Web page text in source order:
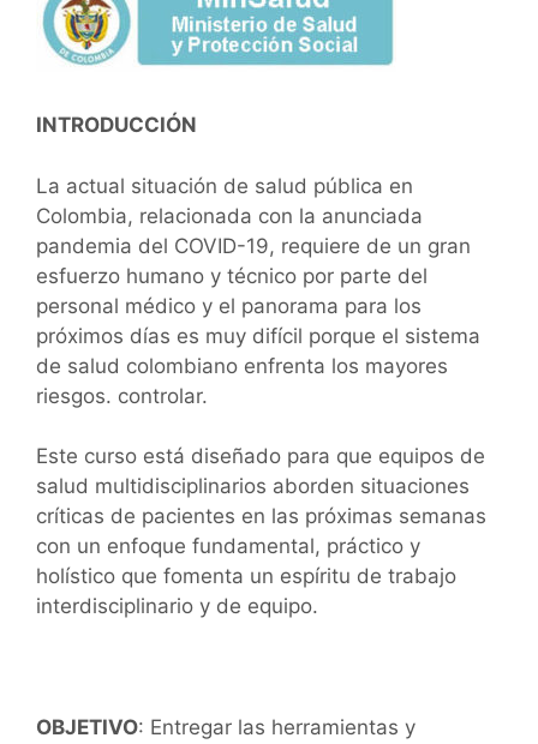
INTRODUCCIÓN
La actual situación de salud pública en
Colombia, relacionada con la anunciada
pandemia del COVID-19, requiere de un gran
esfuerzo humano y técnico por parte del
personal médico y el panorama para los
próximos días es muy difícil porque el sistema
de salud colombiano enfrenta los mayores
riesgos. controlar.
Este curso está diseñado para que equipos de
salud multidisciplinarios aborden situaciones
críticas de pacientes en las próximas semanas
con un enfoque fundamental, práctico y
holístico que fomenta un espíritu de trabajo
interdisciplinario y de equipo.
OBJETIVO: Entregar las herramientas y